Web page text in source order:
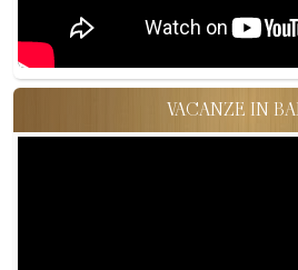
VACANZE IN